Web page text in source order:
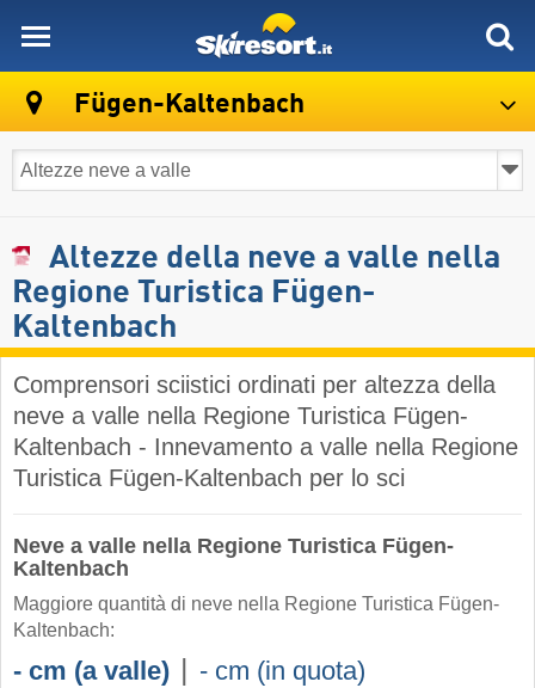
Fügen-Kaltenbach
Altezze della neve a valle nella
Regione Turistica Fügen-
Kaltenbach
Comprensori sciistici ordinati per altezza della
neve a valle nella Regione Turistica Fügen-
Kaltenbach - Innevamento a valle nella Regione
Turistica Fügen-Kaltenbach per lo sci
Neve a valle nella Regione Turistica Fügen-
Kaltenbach
Maggiore quantità di neve nella Regione Turistica Fügen-
Kaltenbach:
- cm (a valle) | - cm (in quota)